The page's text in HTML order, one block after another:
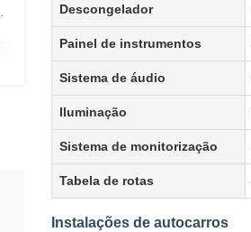
Descongelador
Painel de instrumentos
Sistema de áudio
Iluminação
Sistema de monitorização
Tabela de rotas
Instalações de autocarros